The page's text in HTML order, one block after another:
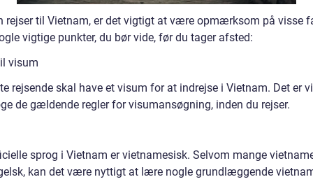
rejser til Vietnam, er det vigtigt at være opmærksom på visse
vigtige punkter, du bør vide, før du tager afsted:
visum
rejsende skal have et visum for at indrejse i Vietnam. Det er
de gældende regler for visumansøgning, inden du rejser.
sprog i Vietnam er vietnamesisk. Selvom mange
kan det være nyttigt at lære nogle grundlæggende